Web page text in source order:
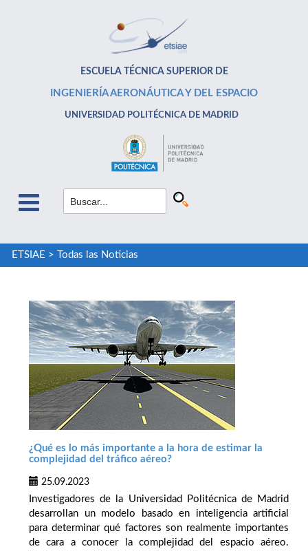
ESCUELA TÉCNICA SUPERIOR DE
INGENIERÍA AERONÁUTICA Y DEL ESPACIO
UNIVERSIDAD POLITÉCNICA DE MADRID
ETSIAE > Todas las Noticias
¿Qué es lo más importante a la hora de estimar la
complejidad del tráfico aéreo?
25.09.2023
Investigadores de la Universidad Politécnica de Madrid
desarrollan un modelo basado en inteligencia artificial
para determinar qué factores son realmente importantes
de cara a conocer la complejidad del espacio aéreo.